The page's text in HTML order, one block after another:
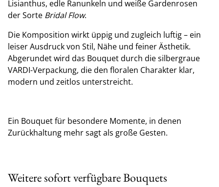
Lisianthus, edle Ranunkeln und weiße Gardenrosen
der Sorte Bridal Flow.
Die Komposition wirkt üppig und zugleich luftig – ein
leiser Ausdruck von Stil, Nähe und feiner Ästhetik.
Abgerundet wird das Bouquet durch die silbergraue
VARDI-Verpackung, die den floralen Charakter klar,
modern und zeitlos unterstreicht.
Ein Bouquet für besondere Momente, in denen
Zurückhaltung mehr sagt als große Gesten.
Weitere sofort verfügbare Bouquets